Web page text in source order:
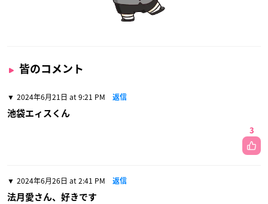
皆のコメント
2024年6月21日 at 9:21 PM 返信
池袋エィスくん
3
2024年6月26日 at 2:41 PM 返信
法月愛さん、好きです